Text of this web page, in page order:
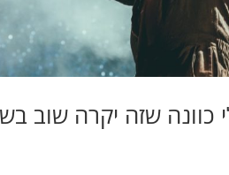
כוונה שזה יקרה שוב